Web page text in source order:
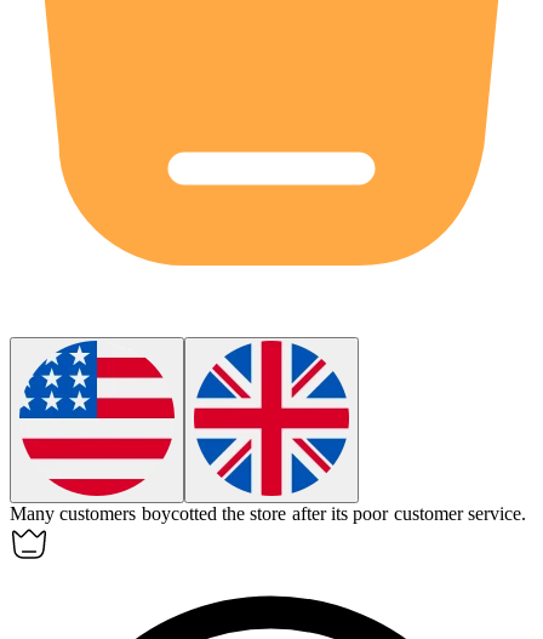
Many customers boycotted the store after its poor customer service.